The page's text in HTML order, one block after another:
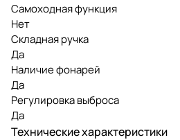
Самоходная функция
Нет
Складная ручка
Да
Наличие фонарей
Да
Регулировка выброса
Да
Технические характеристики